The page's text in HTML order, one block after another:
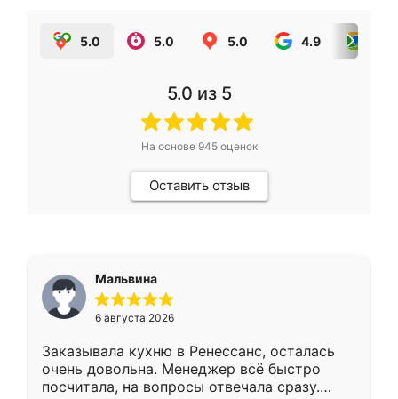
5.0 5.0 5.0 4.9
5.0 из 5
На основе 945оценок
Оставить отзыв
Мальвина
6 августа 2026
Заказывала кухню в Ренессанс, осталась
очень довольна. Менеджер всё быстро
посчитала, на вопросы отвечала сразу.